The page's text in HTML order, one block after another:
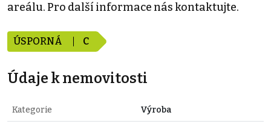
areálu. Pro další informace nás kontaktujte.
ÚSPORNÁ C
Údaje k nemovitosti
Kategorie Výroba